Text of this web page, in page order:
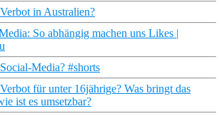
in Australien?
So abhängig machen uns Likes |
Media? #shorts
für unter 16jährige? Was bringt das
ist es umsetzbar?